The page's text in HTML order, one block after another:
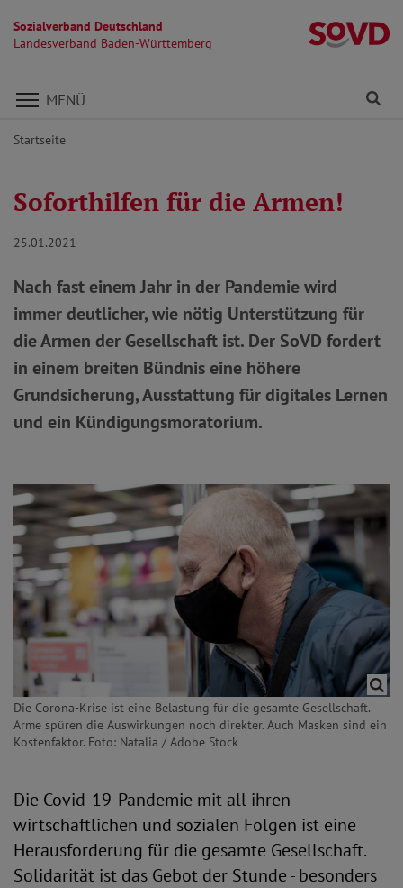
Sozialverband Deutschland
Landesverband Baden-Württemberg
Direkt zu den Inhalten springen
MENÜ
Startseite
Soforthilfen für die Armen!
25.01.2021
Nach fast einem Jahr in der Pandemie wird
immer deutlicher, wie nötig Unterstützung für
die Armen der Gesellschaft ist. Der SoVD fordert
in einem breiten Bündnis eine höhere
Grundsicherung, Ausstattung für digitales Lernen
und ein Kündigungsmoratorium.
Die Corona-Krise ist eine Belastung für die gesamte Gesellschaft.
Arme spüren die Auswirkungen noch direkter. Auch Masken sind ein
Kostenfaktor. Foto: Natalia / Adobe Stock
Die Covid-19-Pandemie mit all ihren
wirtschaftlichen und sozialen Folgen ist eine
Herausforderung für die gesamte Gesellschaft.
Solidarität ist das Gebot der Stunde - besonders